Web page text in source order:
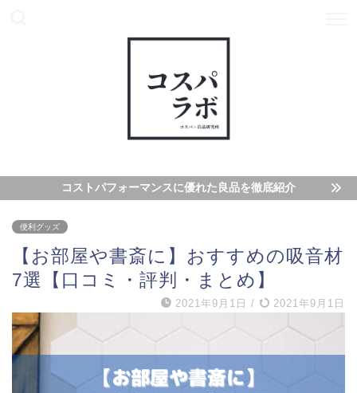
コストパフォーマンスに優れた良品を徹底紹介
便利グッズ
【お部屋や書斎に】おすすめの吸音材
7選【口コミ・評判・まとめ】
2021年9月1日 / 2021年9月1日